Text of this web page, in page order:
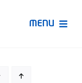
MENU